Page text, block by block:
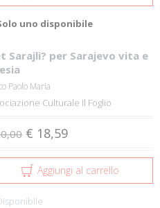
uno disponibile
Sarajli? per Sarajevo vita e
Paolo Maria
Culturale Il Foglio
€ 18,59
Aggiungi al carrello